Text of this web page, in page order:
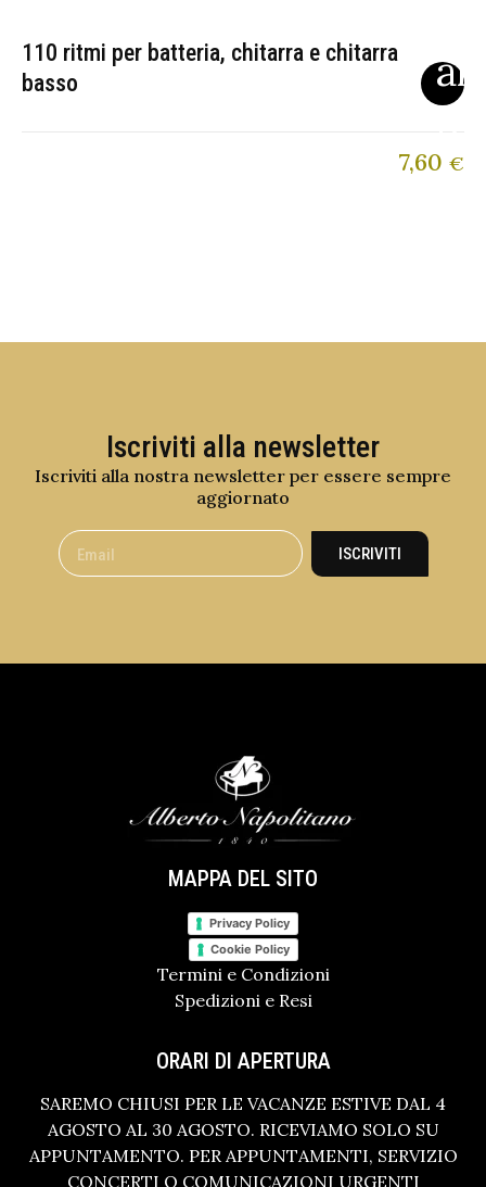
110 ritmi per batteria, chitarra e chitarra
basso
7,60 €
Iscriviti alla newsletter
Iscriviti alla nostra newsletter per essere sempre
aggiornato
ISCRIVITI
MAPPA DEL SITO
Privacy Policy
Cookie Policy
Termini e Condizioni
Spedizioni e Resi
ORARI DI APERTURA
SAREMO CHIUSI PER LE VACANZE ESTIVE DAL 4
AGOSTO AL 30 AGOSTO. RICEVIAMO SOLO SU
APPUNTAMENTO. PER APPUNTAMENTI, SERVIZIO
CONCERTI O COMUNICAZIONI URGENTI